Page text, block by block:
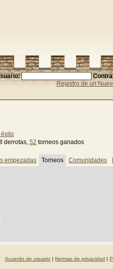
Registro de un
derrotas, 52 torneos ganados
empezadas Torneos Comunidades
Acuerdo de usuario | Normas de privacidad |